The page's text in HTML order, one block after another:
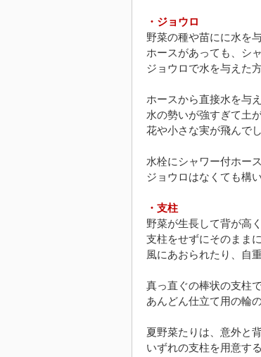
・ジョウロ
野菜の種や苗にに水を
ホースがあっても、シ
ジョウロで水を与えた
ホースから直接水を与え
水の勢いが強すぎて土
花や小さな実が飛んで
水栓にシャワー付ホー
ジョウロはなくても構
・支柱
野菜が生長して背が高
支柱をせずにそのまま
風にあおられたり、自
真っ直ぐの棒状の支柱
あんどん仕立て用の輪
夏野菜たりは、意外と
いずれの支柱を用意す